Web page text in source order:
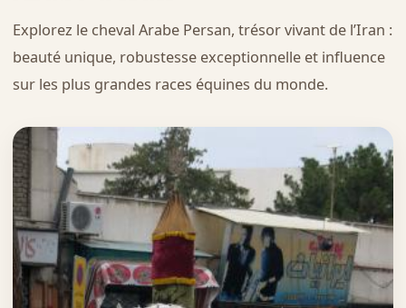
Explorez le cheval Arabe Persan, trésor vivant de l’Iran :
beauté unique, robustesse exceptionnelle et influence
sur les plus grandes races équines du monde.